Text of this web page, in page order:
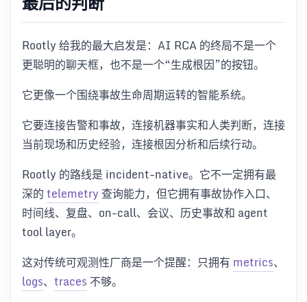
Rootly 给我的最大启发是：AI RCA 的终局不是一个
更聪明的聊天框，也不是一个“生成根因”的按钮。
它更像一个围绕事故生命周期运转的智能系统。
它要连接告警和事故，连接机器事实和人类判断，连接
当前现场和历史经验，连接根因分析和后续行动。
Rootly 的路线是 incident-native。它不一定拥有最
深的telemetry查询能力，但它拥有事故协作入口、
时间线、复盘、on-call、会议、历史事故和 agent
tool layer。
这对传统可观测性厂商是一个提醒：只拥有 metrics、
logs、 traces 不够。